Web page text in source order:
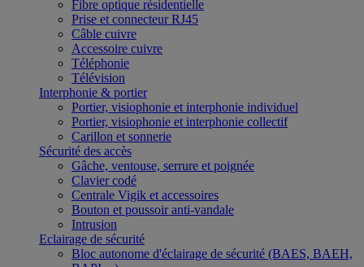
Fibre optique résidentielle
Prise et connecteur RJ45
Câble cuivre
Accessoire cuivre
Téléphonie
Télévision
Interphonie & portier
Portier, visiophonie et interphonie individuel
Portier, visiophonie et interphonie collectif
Carillon et sonnerie
Sécurité des accès
Gâche, ventouse, serrure et poignée
Clavier codé
Centrale Vigik et accessoires
Bouton et poussoir anti-vandale
Intrusion
Eclairage de sécurité
Bloc autonome d'éclairage de sécurité (BAES, BAEH,